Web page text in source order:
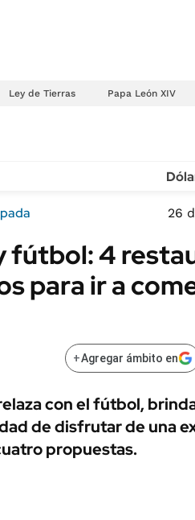
Ley de Tierras Papa León XIV
Sustentabilidad
ENERGY REPORT
URUGUAY
26
fútbol: 4
para ir a
+Agregar ámbito en
con el fútbol,
de disfrutar de una
propuestas.